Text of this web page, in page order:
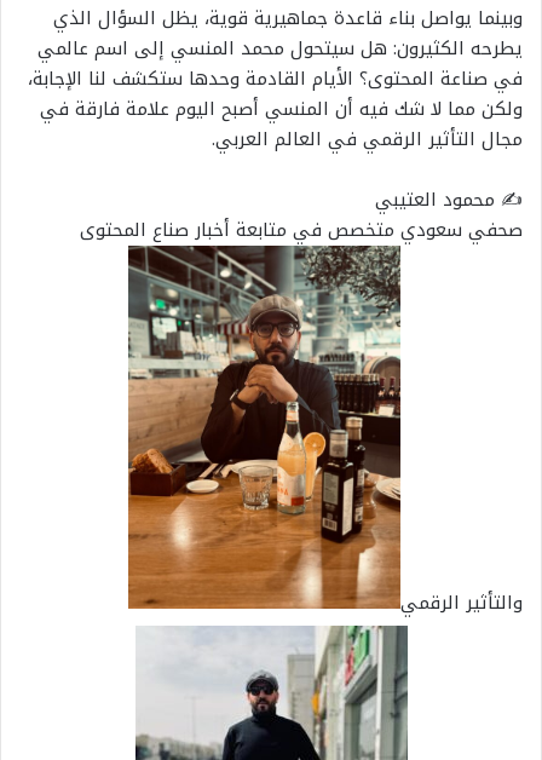
وبينما يواصل بناء قاعدة جماهيرية قوية، يظل السؤال الذي
يطرحه الكثيرون: هل سيتحول محمد المنسي إلى اسم عالمي
في صناعة المحتوى؟ الأيام القادمة وحدها ستكشف لنا الإجابة،
ولكن مما لا شك فيه أن المنسي أصبح اليوم علامة فارقة في
مجال التأثير الرقمي في العالم العربي.
✍️ محمود العتيبي
صحفي سعودي متخصص في متابعة أخبار صناع المحتوى
والتأثير الرقمي